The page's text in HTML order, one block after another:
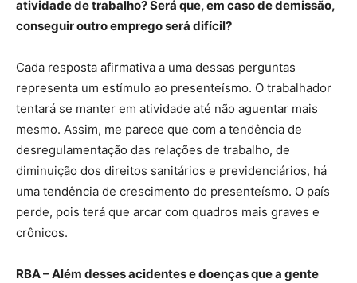
atividade de trabalho? Será que, em caso de demissão,
conseguir outro emprego será difícil?
Cada resposta afirmativa a uma dessas perguntas
representa um estímulo ao presenteísmo. O trabalhador
tentará se manter em atividade até não aguentar mais
mesmo. Assim, me parece que com a tendência de
desregulamentação das relações de trabalho, de
diminuição dos direitos sanitários e previdenciários, há
uma tendência de crescimento do presenteísmo. O país
perde, pois terá que arcar com quadros mais graves e
crônicos.
RBA – Além desses acidentes e doenças que a gente